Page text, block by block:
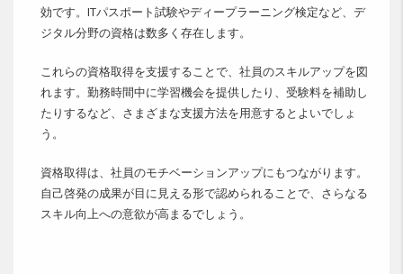
効です。ITパスポート試験やディープラーニング検定など、デ
ジタル分野の資格は数多く存在します。
これらの資格取得を支援することで、社員のスキルアップを図
れます。勤務時間中に学習機会を提供したり、受験料を補助し
たりするなど、さまざまな支援方法を用意するとよいでしょ
う。
資格取得は、社員のモチベーションアップにもつながります。
自己啓発の成果が目に見える形で認められることで、さらなる
スキル向上への意欲が高まるでしょう。